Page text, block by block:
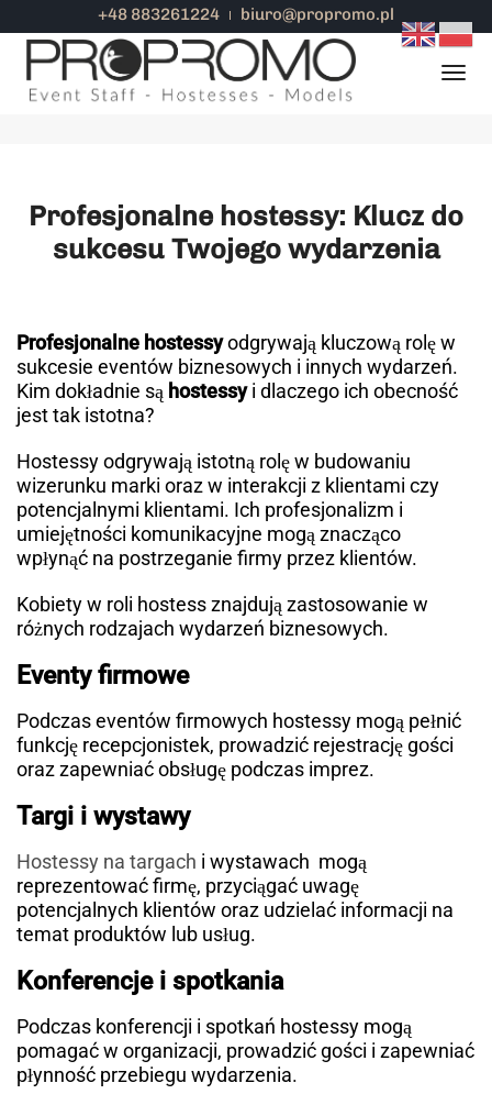
+48 883261224 biuro@propromo.pl
Profesjonalne hostessy
Bypropromo Hostessy
Profesjonalne hostessy: Klucz do
sukcesu Twojego wydarzenia
Profesjonalne hostessyodgrywają kluczową rolę w
sukcesie eventów biznesowych i innych wydarzeń.
Kim dokładnie są hostessyi dlaczego ich obecność
jest tak istotna?
Hostessy odgrywają istotną rolę w budowaniu
wizerunku marki oraz w interakcji z klientami czy
potencjalnymi klientami. Ich profesjonalizm i
umiejętności komunikacyjne mogą znacząco
wpłynąć na postrzeganie firmy przez klientów.
Kobiety w roli hostess znajdują zastosowanie w
różnych rodzajach wydarzeń biznesowych.
Eventy firmowe
Podczas eventów firmowych hostessy mogą pełnić
funkcję recepcjonistek, prowadzić rejestrację gości
oraz zapewniać obsługę podczas imprez.
Targi i wystawy
Hostessy na targach i wystawach mogą
reprezentować firmę, przyciągać uwagę
potencjalnych klientów oraz udzielać informacji na
temat produktów lub usług.
Konferencje i spotkania
Podczas konferencji i spotkań hostessy mogą
pomagać w organizacji, prowadzić gości i zapewniać
płynność przebiegu wydarzenia.